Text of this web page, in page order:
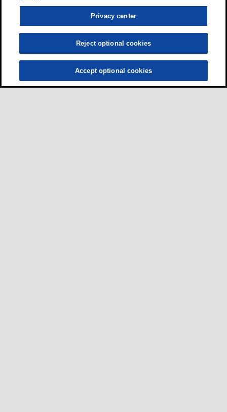
Privacy center
Reject optional cookies
Accept optional cookies